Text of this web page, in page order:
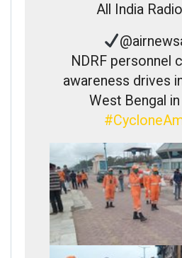
All India
NDRF personnel
awareness drives
West Bengal
#